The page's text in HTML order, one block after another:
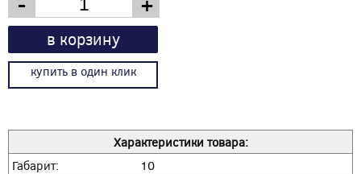
в корзину
купить в один клик
Характеристики товара:
Габарит:
10